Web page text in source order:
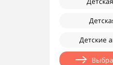
Детские